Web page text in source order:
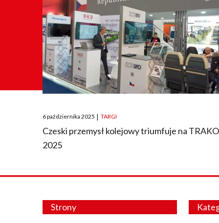
Posted
on
6 października 2025 | TARGI
Czeski przemysł kolejowy triumfuje na TRAKO
2025
Strony